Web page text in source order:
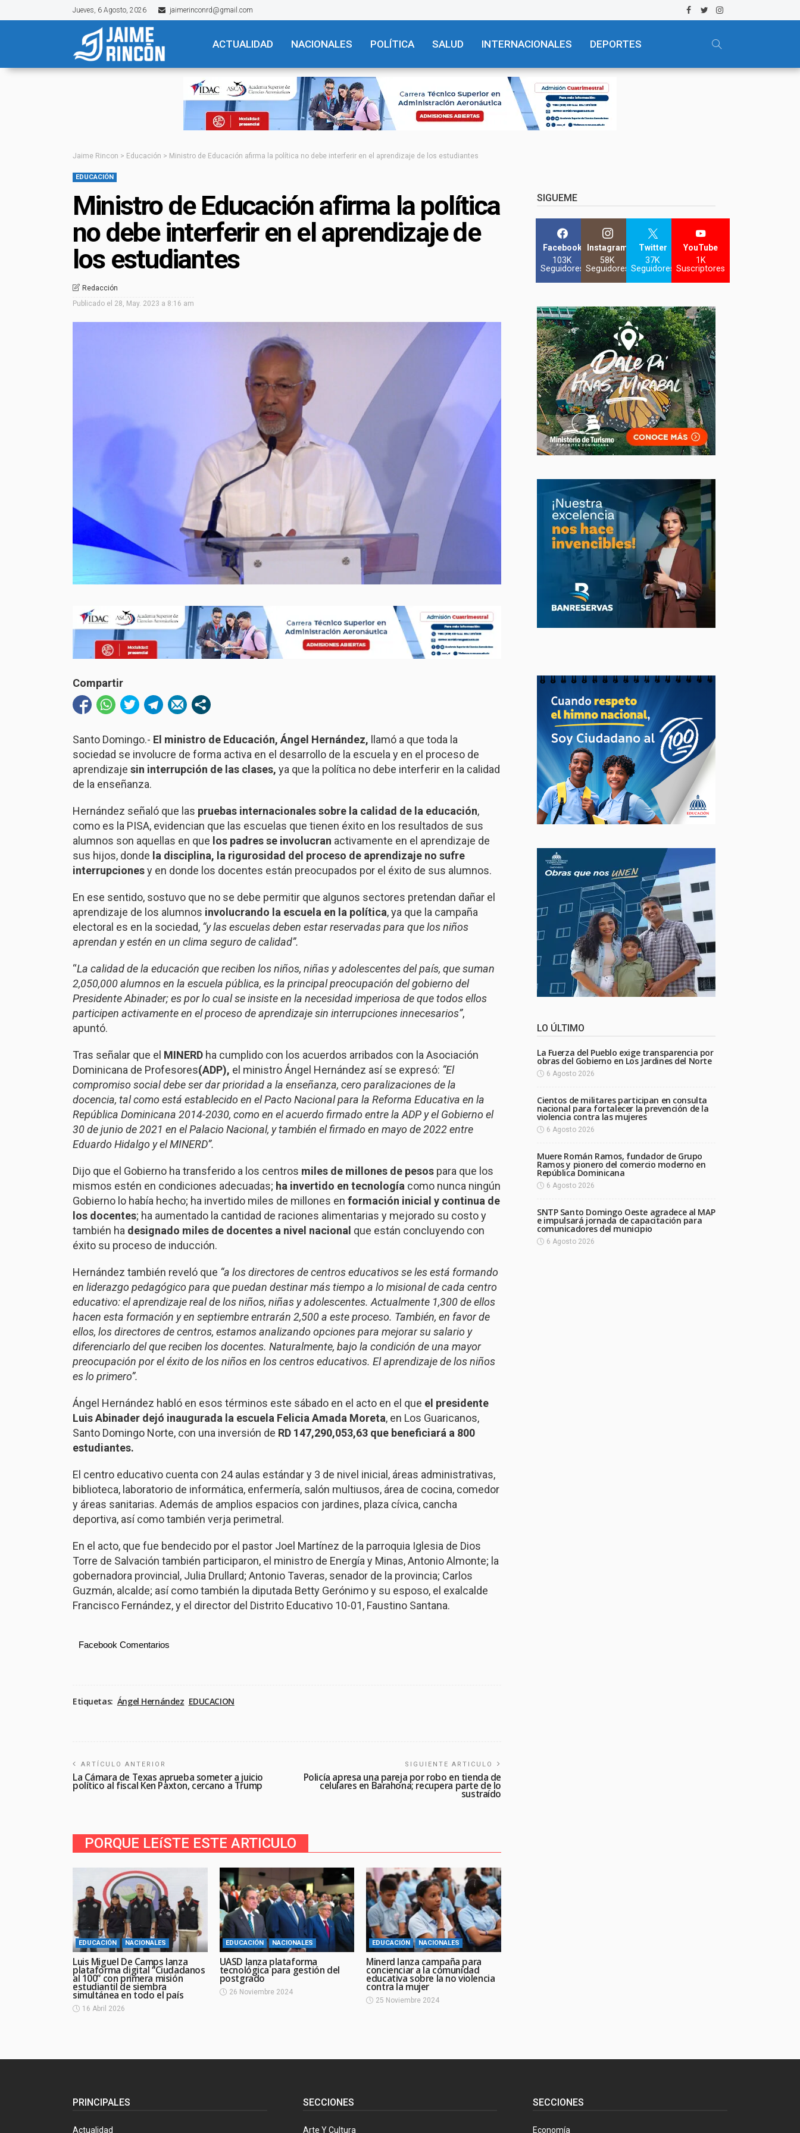
Jueves, 6 Agosto, 2026 jaimerinconrd@gmail.com
ACTUALIDAD NACIONALES POLÍTICA SALUD INTERNACIONALES DEPORTES
Jaime Rincon > Educación > Ministro de Educación afirma la política no debe interferir en el aprendizaje de los estudiantes
EDUCACIÓN
Ministro de Educación afirma la política
no debe interferir en el aprendizaje de
los estudiantes
Redacción
Publicado el 28, May. 2023 a 8:16 am
Compartir
Santo Domingo.- El ministro de Educación, Ángel Hernández, llamó a que toda la
sociedad se involucre de forma activa en el desarrollo de la escuela y en el proceso de
aprendizaje sin interrupción de las clases, ya que la política no debe interferir en la calidad
de la enseñanza.
Hernández señaló que las pruebas internacionales sobre la calidad de la educación,
como es la PISA, evidencian que las escuelas que tienen éxito en los resultados de sus
alumnos son aquellas en que los padres se involucran activamente en el aprendizaje de
sus hijos, donde la disciplina, la rigurosidad del proceso de aprendizaje no sufre
interrupcionesy en donde los docentes están preocupados por el éxito de sus alumnos.
En ese sentido, sostuvo que no se debe permitir que algunos sectores pretendan dañar el
aprendizaje de los alumnos involucrando la escuela en la política, ya que la campaña
electoral es en la sociedad, “y las escuelas deben estar reservadas para que los niños
aprendan y estén en un clima seguro de calidad”.
“La calidad de la educación que reciben los niños, niñas y adolescentes del país, que suman
2,050,000 alumnos en la escuela pública, es la principal preocupación del gobierno del
Presidente Abinader; es por lo cual se insiste en la necesidad imperiosa de que todos ellos
participen activamente en el proceso de aprendizaje sin interrupciones innecesarios”,
apuntó.
Tras señalar que el MINERD ha cumplido con los acuerdos arribados con la Asociación
Dominicana de Profesores(ADP), el ministro Ángel Hernández así se expresó: “El
compromiso social debe ser dar prioridad a la enseñanza, cero paralizaciones de la
docencia, tal como está establecido en el Pacto Nacional para la Reforma Educativa en la
República Dominicana 2014-2030, como en el acuerdo firmado entre la ADP y el Gobierno el
30 de junio de 2021 en el Palacio Nacional, y también el firmado en mayo de 2022 entre
Eduardo Hidalgo y el MINERD”.
Dijo que el Gobierno ha transferido a los centros miles de millones de pesos para que los
mismos estén en condiciones adecuadas; ha invertido en tecnología como nunca ningún
Gobierno lo había hecho; ha invertido miles de millones en formación inicial y continua de
los docentes; ha aumentado la cantidad de raciones alimentarias y mejorado su costo y
también ha designado miles de docentes a nivel nacional que están concluyendo con
éxito su proceso de inducción.
Hernández también reveló que “a los directores de centros educativos se les está formando
en liderazgo pedagógico para que puedan destinar más tiempo a lo misional de cada centro
educativo: el aprendizaje real de los niños, niñas y adolescentes. Actualmente 1,300 de ellos
hacen esta formación y en septiembre entrarán 2,500 a este proceso. También, en favor de
ellos, los directores de centros, estamos analizando opciones para mejorar su salario y
diferenciarlo del que reciben los docentes. Naturalmente, bajo la condición de una mayor
preocupación por el éxito de los niños en los centros educativos. El aprendizaje de los niños
es lo primero”.
Ángel Hernández habló en esos términos este sábado en el acto en el que el presidente
Luis Abinader dejó inaugurada la escuela Felicia Amada Moreta, en Los Guaricanos,
Santo Domingo Norte, con una inversión de RD 147,290,053,63 que beneficiará a 800
estudiantes.
El centro educativo cuenta con 24 aulas estándar y 3 de nivel inicial, áreas administrativas,
biblioteca, laboratorio de informática, enfermería, salón multiusos, área de cocina, comedor
y áreas sanitarias. Además de amplios espacios con jardines, plaza cívica, cancha
deportiva, así como también verja perimetral.
En el acto, que fue bendecido por el pastor Joel Martínez de la parroquia Iglesia de Dios
Torre de Salvación también participaron, el ministro de Energía y Minas, Antonio Almonte; la
gobernadora provincial, Julia Drullard; Antonio Taveras, senador de la provincia; Carlos
Guzmán, alcalde; así como también la diputada Betty Gerónimo y su esposo, el exalcalde
Francisco Fernández, y el director del Distrito Educativo 10-01, Faustino Santana.
Facebook Comentarios
Etiquetas: Ángel Hernández EDUCACION
ARTÍCULO ANTERIOR
La Cámara de Texas aprueba someter a juicio
político al fiscal Ken Paxton, cercano a Trump
SIGUIENTE ARTICULO
Policía apresa una pareja por robo en tienda de
celulares en Barahona; recupera parte de lo
sustraído
PORQUE LEíSTE ESTE ARTICULO
EDUCACIÓN NACIONALES
Luis Miguel De Camps lanza
plataforma digital “Ciudadanos
al 100” con primera misión
estudiantil de siembra
simultánea en todo el país
16 Abril 2026
EDUCACIÓN NACIONALES
UASD lanza plataforma
tecnológica para gestión del
postgrado
26 Noviembre 2024
EDUCACIÓN NACIONALES
Minerd lanza campaña para
concienciar a la comunidad
educativa sobre la no violencia
contra la mujer
25 Noviembre 2024
SIGUEME
Facebook
103K
Seguidores
Instagram
58K
Seguidores
Twitter
37K
Seguidores
YouTube
1K
Suscriptores
LO ÚLTIMO
La Fuerza del Pueblo exige transparencia por
obras del Gobierno en Los Jardines del Norte
6 Agosto 2026
Cientos de militares participan en consulta
nacional para fortalecer la prevención de la
violencia contra las mujeres
6 Agosto 2026
Muere Román Ramos, fundador de Grupo
Ramos y pionero del comercio moderno en
República Dominicana
6 Agosto 2026
SNTP Santo Domingo Oeste agradece al MAP
e impulsará jornada de capacitación para
comunicadores del municipio
6 Agosto 2026
PRINCIPALES
Actualidad
SECCIONES
Arte Y Cultura
SECCIONES
Economía